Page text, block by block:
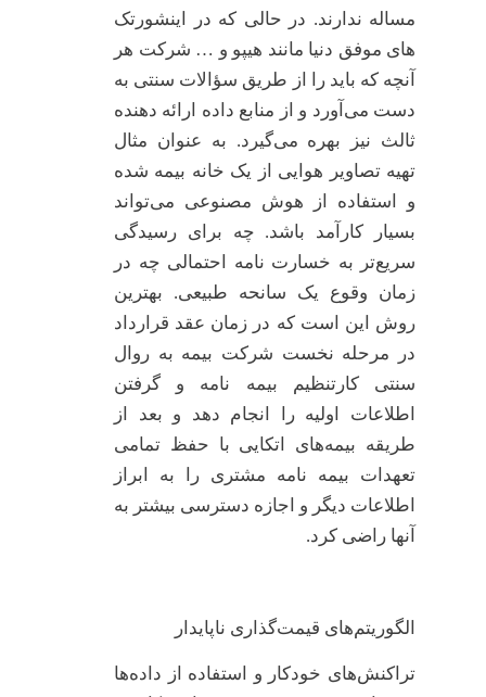
مساله ندارند. در حالی که در اینشورتک
های موفق دنیا مانند هیپو و … شرکت هر
آنچه که باید را از طریق سؤالات سنتی به
دست می‌آورد و از منابع داده ارائه دهنده
ثالث نیز بهره می‌گیرد. به عنوان مثال
تهیه تصاویر هوایی از یک خانه بیمه شده
و استفاده از هوش مصنوعی می‌تواند
بسیار کارآمد باشد. چه برای رسیدگی
سریع‌تر به خسارت نامه احتمالی چه در
زمان وقوع یک سانحه طبیعی. بهترین
روش این است که در زمان عقد قرارداد
در مرحله نخست شرکت بیمه به روال
سنتی کارتنظیم بیمه نامه و گرفتن
اطلاعات اولیه را انجام دهد و بعد از
طریقه بیمه‌های اتکایی با حفظ تمامی
تعهدات بیمه نامه مشتری را به ابراز
اطلاعات دیگر و اجازه دسترسی بیشتر به
آنها راضی کرد.
الگوریتم‌های قیمت‌گذاری ناپایدار
تراکنش‌های خودکار و استفاده از داده‌ها